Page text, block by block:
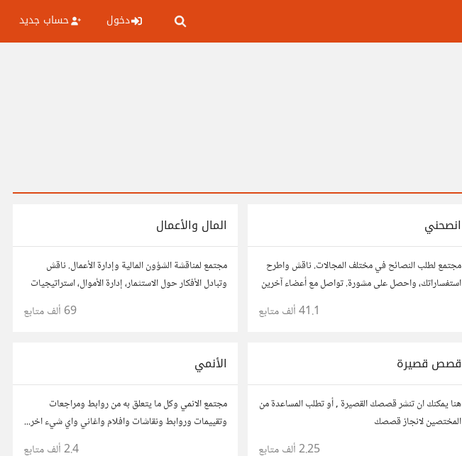
دخول حساب جديد
انصحني
مجتمع لطلب النصائح في مختلف المجالات. ناقش واطرح
استفساراتك، واحصل على مشورة. تواصل مع أعضاء آخرين
للحصول على أفكار وحلول تساعدك في اتخاذ قراراتك.
41.1 ألف متابع
المال والأعمال
مجتمع لمناقشة الشؤون المالية وإدارة الأعمال. ناقش
وتبادل الأفكار حول الاستثمار، إدارة الأموال، استراتيجيات
النمو، وتحليل الأسواق. شارك نصائحك، تجاربك، وأسئلتك،
69 ألف متابع
قصص قصيرة
هنا يمكنك ان تنشر قصصك القصيرة , أو تطلب المساعدة من
المختصين لانجاز قصصك
2.25 ألف متابع
الأنمي
مجتمع الانمي وكل ما يتعلق به من روابط ومراجعات
وتقييمات وروابط ونقاشات وافلام واغاني واي شيء اخر...
2.4 ألف متابع